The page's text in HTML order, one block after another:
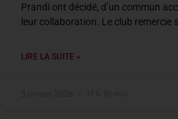
Prandi ont décidé, d’un commun
leur collaboration. Le club remercie
LIRE LA SUITE »